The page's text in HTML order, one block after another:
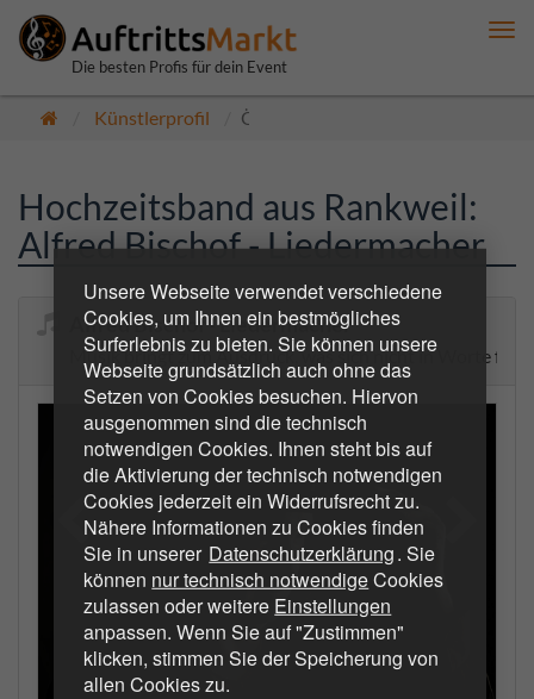
Unsere Webseite verwendet verschiedene
Cookies, um Ihnen ein bestmögliches
Surferlebnis zu bieten. Sie können unsere
Webseite grundsätzlich auch ohne das
Setzen von Cookies besuchen. Hiervon
ausgenommen sind die technisch
notwendigen Cookies. Ihnen steht bis auf
die Aktivierung der technisch notwendigen
Cookies jederzeit ein Widerrufsrecht zu.
Nähere Informationen zu Cookies finden
Sie in unserer Datenschutzerklärung. Sie
können nur technisch notwendigeCookies
zulassen oder weitere Einstellungen
anpassen. Wenn Sie auf "Zustimmen"
klicken, stimmen Sie der Speicherung von
allen Cookies zu.
Die besten Profis für dein Event
Künstlerprofil Öffentlich
Hochzeitsband aus Rankweil:
Alfred Bischof - Liedermacher
Alfred Bischof - Liedermacher
Musik bringt zum Ausdruck, was sich nicht in Worte